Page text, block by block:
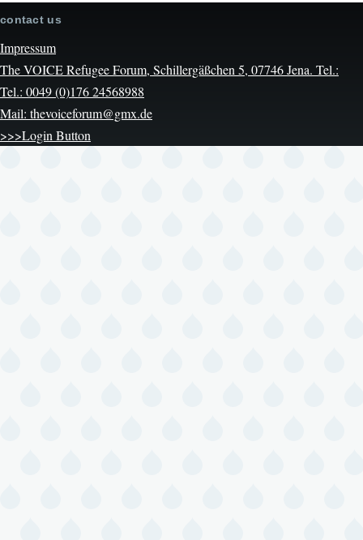
contact us
Impressum
The VOICE Refugee Forum, Schillergäßchen 5, 07746 Jena. Tel.:
Tel.: 0049 (0)176 24568988
Mail: thevoiceforum@gmx.de
>>>Login Button